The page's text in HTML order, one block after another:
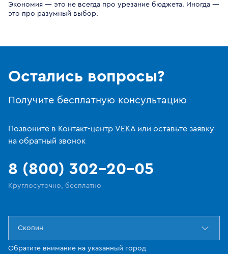
Экономия — это не всегда про урезание бюджета. Иногда —
это про разумный выбор.
Остались вопросы?
Получите бесплатную консультацию
Позвоните в Контакт-центр VEKA или оставьте заявку
на обратный звонок
8 (800) 302-20-05
Круглосуточно, бесплатно
Скопин
Обратите внимание на указанный город